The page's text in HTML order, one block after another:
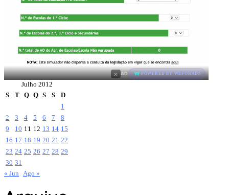
× AD POWERED BY WEFORADS
Julho 2012
S
T Q Q S S
D
1
2
3 4 5 6 7
8
9
10 11 12 13 14 15
16 17 18 19 20 21 22
23 24 25 26 27 28 29
30 31
« Jun Ago »